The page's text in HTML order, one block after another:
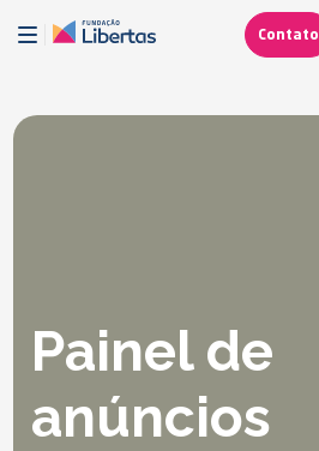
Contato
Painel de
anúncios